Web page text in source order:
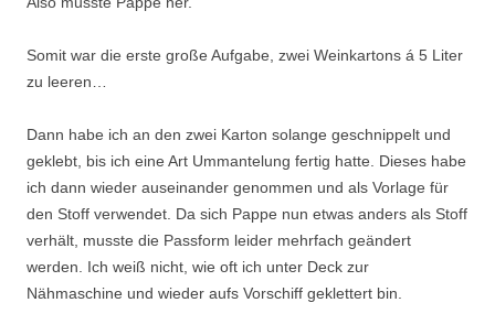
Somit war die erste große Aufgabe, zwei Weinkartons á 5 Liter
zu leeren…
Dann habe ich an den zwei Karton solange geschnippelt und
geklebt, bis ich eine Art Ummantelung fertig hatte. Dieses habe
ich dann wieder auseinander genommen und als Vorlage für
den Stoff verwendet. Da sich Pappe nun etwas anders als Stoff
verhält, musste die Passform leider mehrfach geändert
werden. Ich weiß nicht, wie oft ich unter Deck zur
Nähmaschine und wieder aufs Vorschiff geklettert bin.